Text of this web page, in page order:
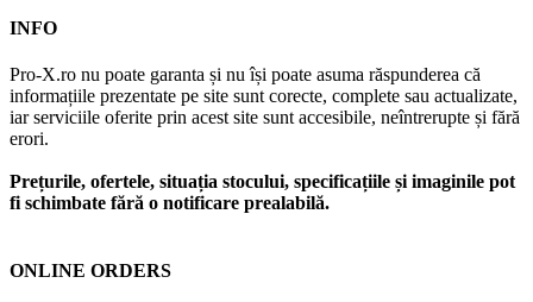
INFO
Pro-X.ro nu poate garanta și nu își poate asuma răspunderea că
informațiile prezentate pe site sunt corecte, complete sau actualizate,
iar serviciile oferite prin acest site sunt accesibile, neîntrerupte și fără
erori.
Prețurile, ofertele, situația stocului, specificațiile și imaginile pot
fi schimbate fără o notificare prealabilă.
ONLINE ORDERS